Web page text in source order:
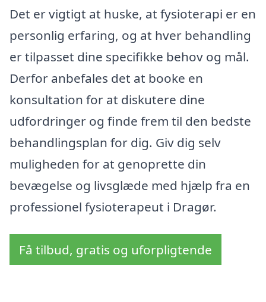
Det er vigtigt at huske, at fysioterapi er en
personlig erfaring, og at hver behandling
er tilpasset dine specifikke behov og mål.
Derfor anbefales det at booke en
konsultation for at diskutere dine
udfordringer og finde frem til den bedste
behandlingsplan for dig. Giv dig selv
muligheden for at genoprette din
bevægelse og livsglæde med hjælp fra en
professionel fysioterapeut i Dragør.
Få tilbud, gratis og uforpligtende